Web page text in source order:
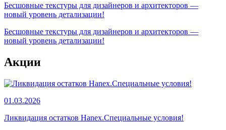
Бесшовные текстуры для дизайнеров и архитекторов —
новый уровень детализации!
Бесшовные текстуры для дизайнеров и архитекторов —
новый уровень детализации!
Акции
01.03.2026
Ликвидация остатков Hanex.Специальные условия!